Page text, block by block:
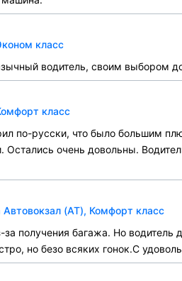
класс
водитель, своим выбором
класс
по-русски, что было большим
очень довольны.
(AT), Комфорт класс
получения багажа. Но водитель
но безо всяких гонок.С